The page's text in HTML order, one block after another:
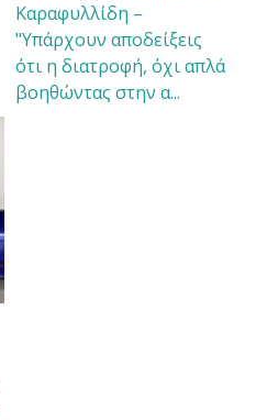
Καραφυλλίδη –
"Υπάρχουν αποδείξεις
ότι η διατροφή, όχι απλά
βοηθώντας στην α...